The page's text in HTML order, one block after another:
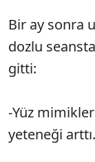
Bir ay sonra
dozlu
gitti:
-Yüz
yeteneği arttı.